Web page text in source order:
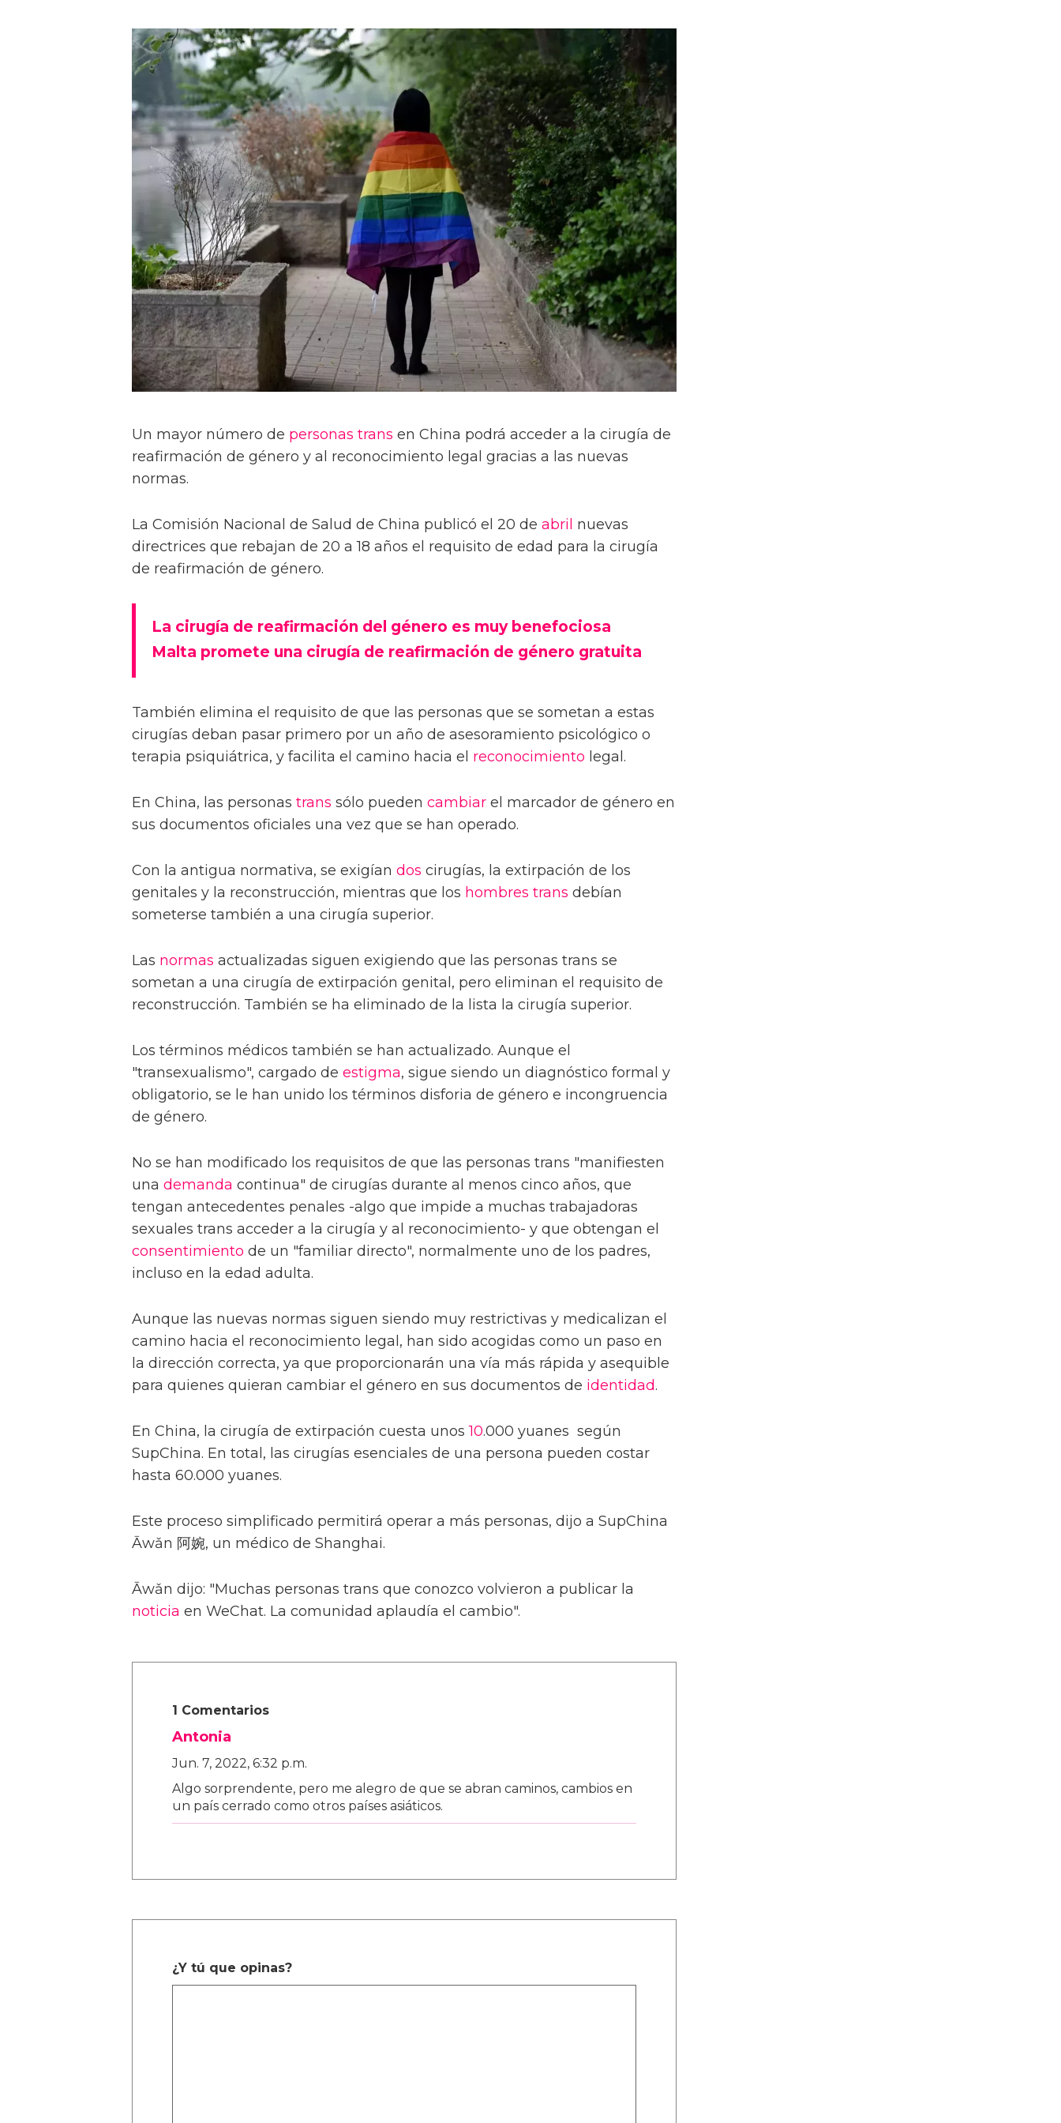
Un mayor número de personas trans en China podrá acceder a la cirugía de
reafirmación de género y al reconocimiento legal gracias a las nuevas
normas.
La Comisión Nacional de Salud de China publicó el 20 de abril nuevas
directrices que rebajan de 20 a 18 años el requisito de edad para la cirugía
de reafirmación de género.
La cirugía de reafirmación del género es muy benefociosa
Malta promete una cirugía de reafirmación de género gratuita
También elimina el requisito de que las personas que se sometan a estas
cirugías deban pasar primero por un año de asesoramiento psicológico o
terapia psiquiátrica, y facilita el camino hacia el reconocimiento legal.
En China, las personas trans sólo pueden cambiar el marcador de género en
sus documentos oficiales una vez que se han operado.
Con la antigua normativa, se exigían dos cirugías, la extirpación de los
genitales y la reconstrucción, mientras que los hombres trans debían
someterse también a una cirugía superior.
Las normas actualizadas siguen exigiendo que las personas trans se
sometan a una cirugía de extirpación genital, pero eliminan el requisito de
reconstrucción. También se ha eliminado de la lista la cirugía superior.
Los términos médicos también se han actualizado. Aunque el
"transexualismo", cargado de estigma, sigue siendo un diagnóstico formal y
obligatorio, se le han unido los términos disforia de género e incongruencia
de género.
No se han modificado los requisitos de que las personas trans "manifiesten
una demanda continua" de cirugías durante al menos cinco años, que
tengan antecedentes penales -algo que impide a muchas trabajadoras
sexuales trans acceder a la cirugía y al reconocimiento- y que obtengan el
consentimiento de un "familiar directo", normalmente uno de los padres,
incluso en la edad adulta.
Aunque las nuevas normas siguen siendo muy restrictivas y medicalizan el
camino hacia el reconocimiento legal, han sido acogidas como un paso en
la dirección correcta, ya que proporcionarán una vía más rápida y asequible
para quienes quieran cambiar el género en sus documentos de identidad.
En China, la cirugía de extirpación cuesta unos10.000 yuanes según
SupChina. En total, las cirugías esenciales de una persona pueden costar
hasta 60.000 yuanes.
Este proceso simplificado permitirá operar a más personas, dijo a SupChina
Āwǎn 阿婉, un médico de Shanghai.
Āwǎn dijo: "Muchas personas trans que conozco volvieron a publicar la
noticia en WeChat. La comunidad aplaudía el cambio".
1 Comentarios
Antonia
Jun. 7, 2022, 6:32 p.m.
Algo sorprendente, pero me alegro de que se abran caminos, cambios en
un país cerrado como otros países asiáticos.
¿Y tú que opinas?